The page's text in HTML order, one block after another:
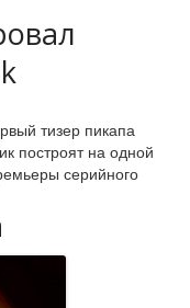
тизер пикапа
построят на одной
серийного